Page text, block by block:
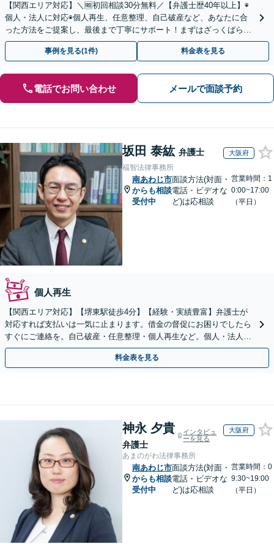
【関西エリア対応】＼🆓初回相談30分無料／【弁護士歴40年以上】◉
個人・法人に対応◉個人再生、任意整理、自己破産など、あなたに合
った方法をご提案し、最後まで丁寧にサポート！まずはざっくばらん
にお話ししましょう◉お気軽にご相談ください
事例を見る(1件) 料金表を見る
電話でお問い合わせ メールで面談予約
坂田 泰紘 弁護士 大阪府
福智法律事務所
南あわじ市
からも相談
受付中
面談方法(対面・
電話・ビデオな
ど)は応相談
営業時間：1
0:00~17:00
（平日）
個人再生
【関西エリア対応】【堺東駅徒歩4分】【経験・実績豊富】弁護士が
対応すれば支払いは一気に止まります。借金の督促にお困りでしたら
すぐにご連絡を。自己破産・任意整理・個人再生など。個人・法人対
応可能。【夜間・休日対応可能】
料金表を見る
神永 夕貴
弁護士
インタビュ
ーを見る
大阪府
あまのがわ法律事務所
南あわじ市
からも相談
受付中
面談方法(対面・
電話・ビデオな
ど)は応相談
営業時間：0
9:30~19:00
（平日）